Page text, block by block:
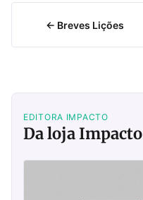
← Breves Lições
EDITORA IMPACTO
Da loja Impacto